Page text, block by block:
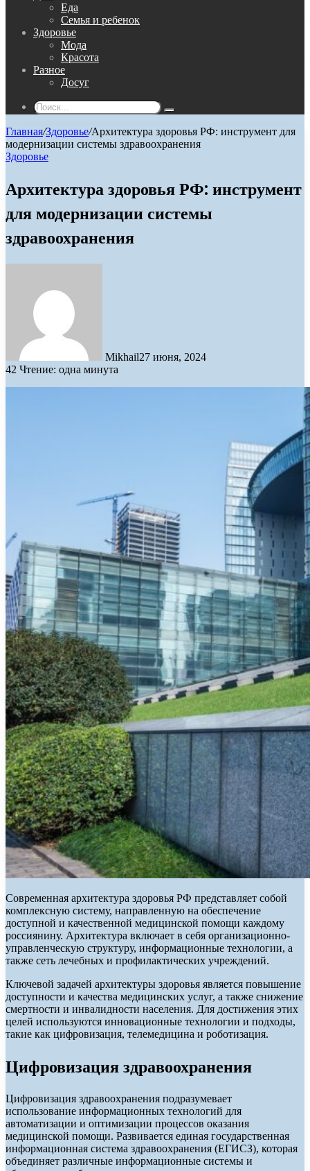
Еда
Семья и ребенок
Здоровье
Мода
Красота
Разное
Досуг
Поиск...
Главная/Здоровье/Архитектура здоровья РФ: инструмент для
модернизации системы здравоохранения
Здоровье
Архитектура здоровья РФ: инструмент
для модернизации системы
здравоохранения
Mikhail27 июня, 2024
42 Чтение: одна минута
Современная архитектура здоровья РФ представляет собой
комплексную систему, направленную на обеспечение
доступной и качественной медицинской помощи каждому
россиянину. Архитектура включает в себя организационно-
управленческую структуру, информационные технологии, а
также сеть лечебных и профилактических учреждений.
Ключевой задачей архитектуры здоровья является повышение
доступности и качества медицинских услуг, а также снижение
смертности и инвалидности населения. Для достижения этих
целей используются инновационные технологии и подходы,
такие как цифровизация, телемедицина и роботизация.
Цифровизация здравоохранения
Цифровизация здравоохранения подразумевает
использование информационных технологий для
автоматизации и оптимизации процессов оказания
медицинской помощи. Развивается единая государственная
информационная система здравоохранения (ЕГИСЗ), которая
объединяет различные информационные системы и